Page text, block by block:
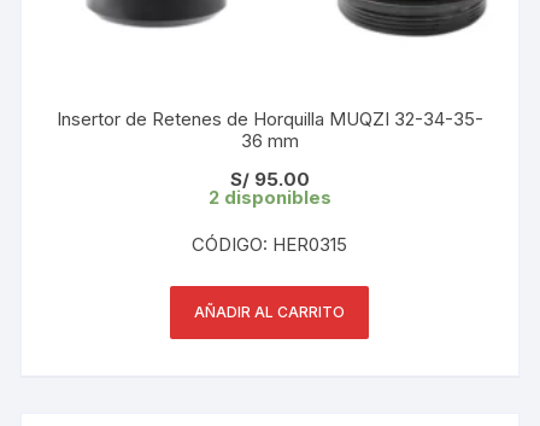
Insertor de Retenes de Horquilla MUQZI 32-34-35-
36 mm
S/95.00
2 disponibles
CÓDIGO: HER0315
AÑADIR AL CARRITO